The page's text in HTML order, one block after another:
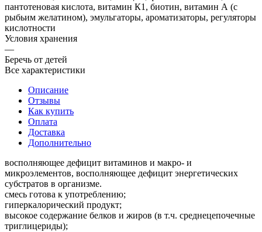
пантотеновая кислота, витамин К1, биотин, витамин А (с
рыбьим желатином), эмульгаторы, ароматизаторы, регуляторы
кислотности
Условия хранения
—
Беречь от детей
Все характеристики
Описание
Отзывы
Как купить
Оплата
Доставка
Дополнительно
восполняющее дефицит витаминов и макро- и
микроэлементов, восполняющее дефицит энергетических
субстратов в организме.
смесь готова к употреблению;
гиперкалорический продукт;
высокое содержание белков и жиров (в т.ч. среднецепочечные
триглицериды);